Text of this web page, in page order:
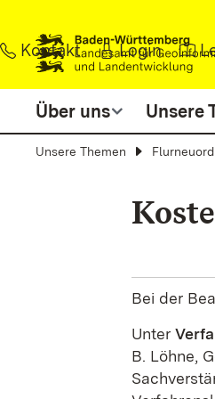
Kontakt Login
Über uns Unsere
Unsere Themen
Bei der
Unter
B. Löhne,